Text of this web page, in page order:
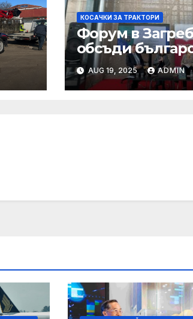
КОСАЧКИ ЗА ТРАКТОРИ
Форум в Загреб
обсъди
хърватското
AUG 19, 2025 ADMIN